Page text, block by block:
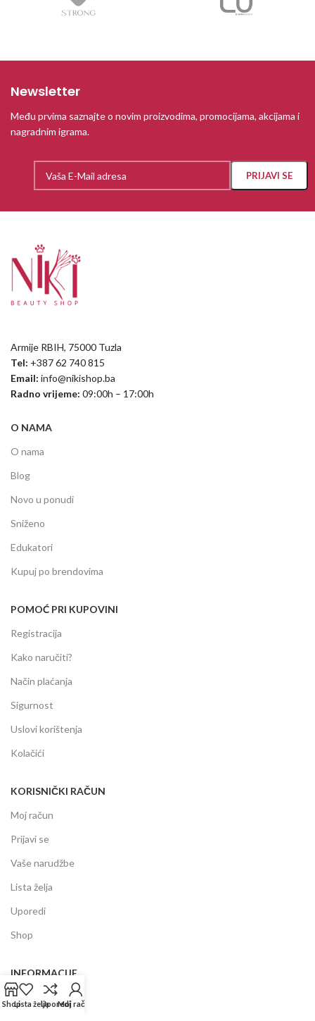
Newsletter
Među prvima saznajte o novim proizvodima, promocijama, akcijama i
nagradnim igrama.
Armije RBIH, 75000 Tuzla
Tel: +387 62 740 815
Email: info@nikishop.ba
Radno vrijeme: 09:00h – 17:00h
O NAMA
O nama
Blog
Novo u ponudi
Sniženo
Edukatori
Kupuj po brendovima
POMOĆ PRI KUPOVINI
Registracija
Kako naručiti?
Način plaćanja
Sigurnost
Uslovi korištenja
Kolačići
KORISNIČKI RAČUN
Moj račun
Prijavi se
Vaše narudžbe
Lista želja
Uporedi
Shop
INFORMACIJE
Prodajni centar
ShopLista željaUporediMoj račun